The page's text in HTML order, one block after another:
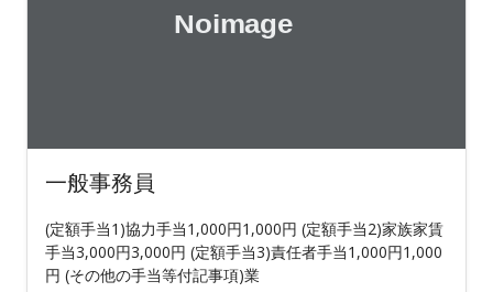
一般事務員
(定額手当1)協力手当1,000円1,000円 (定額手当2)家族家賃
手当3,000円3,000円 (定額手当3)責任者手当1,000円1,000
円 (その他の手当等付記事項)業